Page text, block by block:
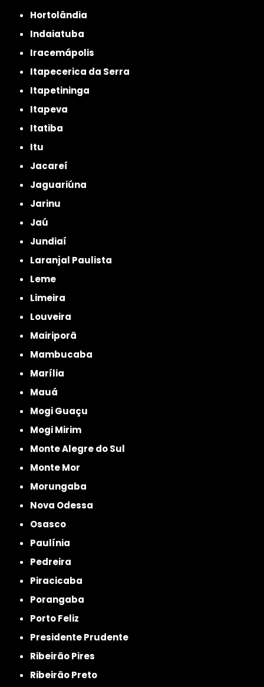
Hortolândia
Indaiatuba
Iracemápolis
Itapecerica da Serra
Itapetininga
Itapeva
Itatiba
Itu
Jacareí
Jaguariúna
Jarinu
Jaú
Jundiaí
Laranjal Paulista
Leme
Limeira
Louveira
Mairiporã
Mambucaba
Marília
Mauá
Mogi Guaçu
Mogi Mirim
Monte Alegre do Sul
Monte Mor
Morungaba
Nova Odessa
Osasco
Paulínia
Pedreira
Piracicaba
Porangaba
Porto Feliz
Presidente Prudente
Ribeirão Pires
Ribeirão Preto